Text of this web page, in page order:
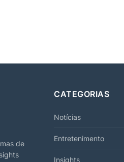
de
CATEGORIAS
Notícias
Entretenimento
Insights